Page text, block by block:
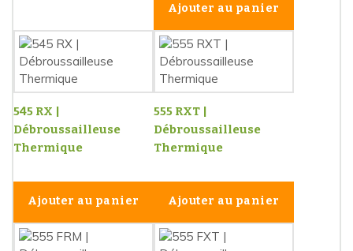
Ajouter au panier
545 RX |
Débroussailleuse
Thermique
Ajouter au panier
555 RXT |
Débroussailleuse
Thermique
Ajouter au panier